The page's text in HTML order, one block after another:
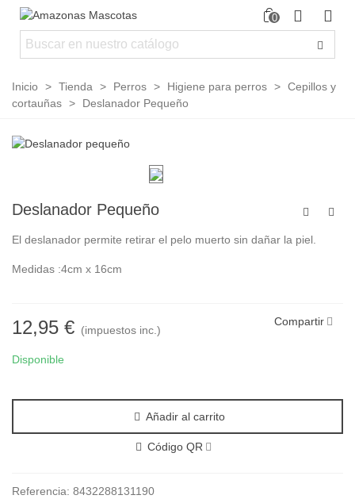
0
Inicio > Tienda > Perros > Higiene para perros > Cepillos y
cortauñas > Deslanador Pequeño
Deslanador Pequeño
El deslanador permite retirar el pelo muerto sin dañar la piel.
Medidas :4cm x 16cm
12,95 € (impuestos inc.)
Compartir
Disponible
Añadir al carrito
Código QR
Referencia: 8432288131190